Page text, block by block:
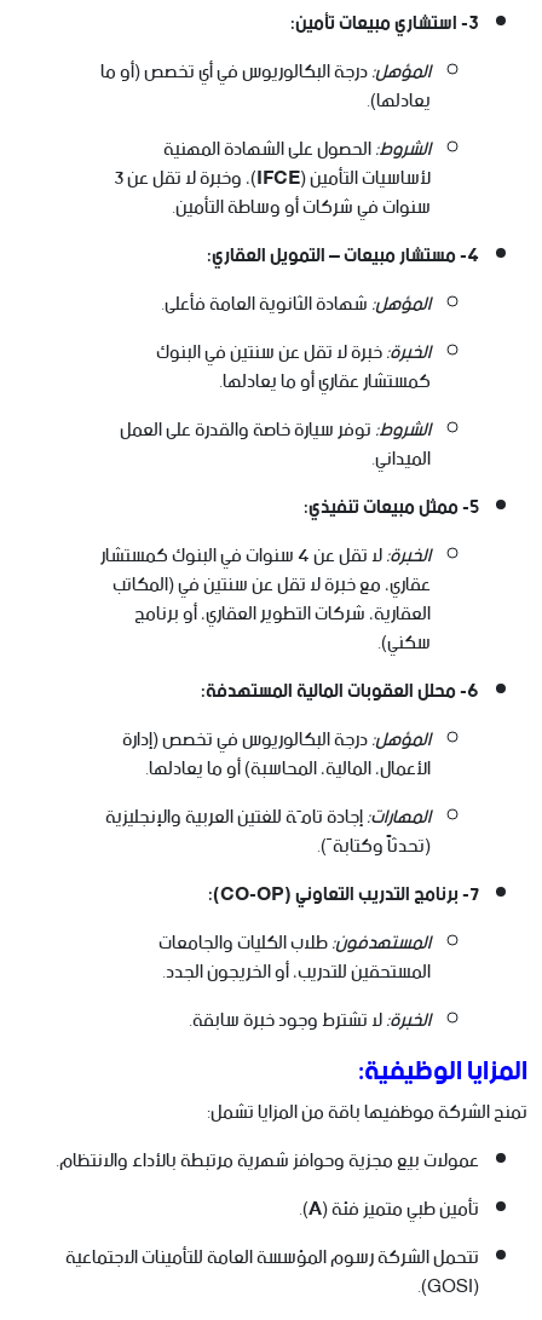
3- استشاري مبيعات تأمين:
المؤهل:درجة البكالوريوس في أي تخصص (أو ما
يعادلها).
الشروط:الحصول على الشهادة المهنية
لأساسيات التأمين (IFCE )، وخبرة لا تقل عن 3
سنوات في شركات أو وساطة التأمين.
4- مستشار مبيعات – التمويل العقاري:
المؤهل:شهادة الثانوية العامة فأعلى.
الخبرة:خبرة لا تقل عن سنتين في البنوك
كمستشار عقاري أو ما يعادلها.
الشروط:توفر سيارة خاصة والقدرة على العمل
الميداني.
5- ممثل مبيعات تنفيذي:
الخبرة:
لا تقل عن 4 سنوات في البنوك كمستشار
عقاري، مع خبرة لا تقل عن سنتين في (المكاتب
العقارية، شركات التطوير العقاري، أو برنامج
سكني).
6- محلل العقوبات المالية المستهدفة:
المؤهل:درجة البكالوريوس في تخصص (إدارة
الأعمال، المالية، المحاسبة) أو ما يعادلها.
المهارات:إجادة تامّة للغتين العربية والإنجليزية
(تحدثاً وكتابةً).
7- برنامج التدريب التعاوني (CO-OP):
المستهدفون:طلاب الكليات والجامعات
المستحقين للتدريب، أو الخريجون الجدد.
الخبرة:لا تشترط وجود خبرة سابقة.
المزايا الوظيفية:
تمنح الشركة موظفيها باقة من المزايا تشمل:
عمولات بيع مجزية وحوافز شهرية مرتبطة بالأداء والانتظام.
تأمين طبي متميز فئة (A
).
تتحمل الشركة رسوم المؤسسة العامة للتأمينات الاجتماعية
(GOSI).